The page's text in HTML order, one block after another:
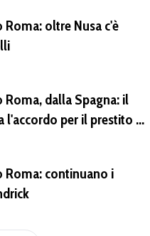
Roma: oltre Nusa c'è
Roma, dalla Spagna: il
l'accordo per il prestito di
League
Roma: continuano i